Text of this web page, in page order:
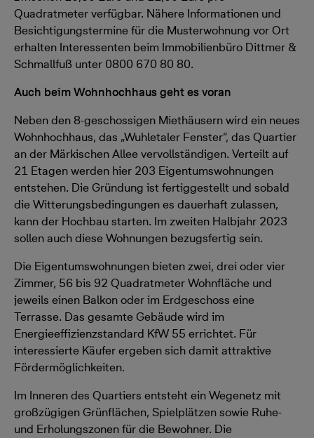
Quadratmeter verfügbar. Nähere Informationen und
Besichtigungstermine für die Musterwohnung vor Ort
erhalten Interessenten beim Immobilienbüro Dittmer &
Schmallfuß unter 0800 670 80 80.
Auch beim Wohnhochhaus geht es voran
Neben den 8-geschossigen Miethäusern wird ein neues
Wohnhochhaus, das „Wuhletaler Fenster“, das Quartier
an der Märkischen Allee vervollständigen. Verteilt auf
21 Etagen werden hier 203 Eigentumswohnungen
entstehen. Die Gründung ist fertiggestellt und sobald
die Witterungsbedingungen es dauerhaft zulassen,
kann der Hochbau starten. Im zweiten Halbjahr 2023
sollen auch diese Wohnungen bezugsfertig sein.
Die Eigentumswohnungen bieten zwei, drei oder vier
Zimmer, 56 bis 92 Quadratmeter Wohnfläche und
jeweils einen Balkon oder im Erdgeschoss eine
Terrasse. Das gesamte Gebäude wird im
Energieeffizienzstandard KfW 55 errichtet. Für
interessierte Käufer ergeben sich damit attraktive
Fördermöglichkeiten.
Im Inneren des Quartiers entsteht ein Wegenetz mit
großzügigen Grünflächen, Spielplätzen sowie Ruhe-
und Erholungszonen für die Bewohner. Die